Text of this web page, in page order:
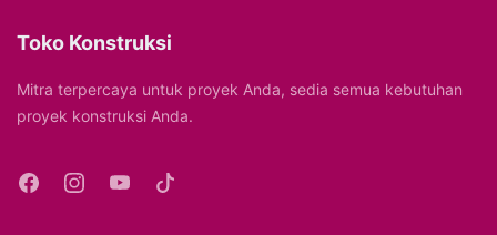
Toko Konstruksi
Mitra terpercaya untuk proyek Anda, sedia semua kebutuhan
proyek konstruksi Anda.